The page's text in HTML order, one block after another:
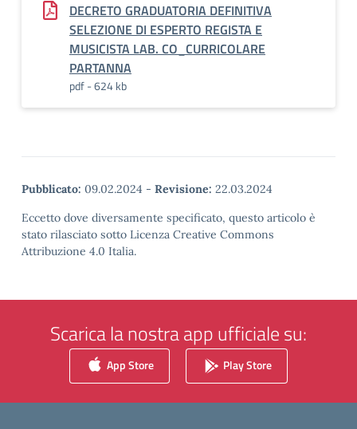
DECRETO GRADUATORIA DEFINITIVA
SELEZIONE DI ESPERTO REGISTA E
MUSICISTA LAB. CO_CURRICOLARE
PARTANNA
pdf - 624 kb
Pubblicato: 09.02.2024 - Revisione: 22.03.2024
Eccetto dove diversamente specificato, questo articolo è
stato rilasciato sotto Licenza Creative Commons
Attribuzione 4.0 Italia.
Scarica la nostra app ufficiale su:
App Store Play Store